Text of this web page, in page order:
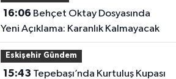
16:06
Yeni Açıklama: Karanlık Kalmayacak
Eskişehir Gündem
15:43